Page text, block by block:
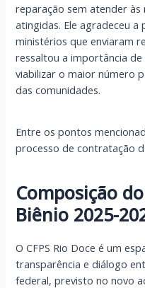
reparação sem atender às
atingidas. Ele agradeceu a
ministérios que enviaram
ressaltou a importância
viabilizar o maior número
das comunidades.
Entre os pontos
processo de contratação
Composição
Biênio 2025-
O CFPS Rio Doce é um
transparência e diálogo
federal, previsto no novo